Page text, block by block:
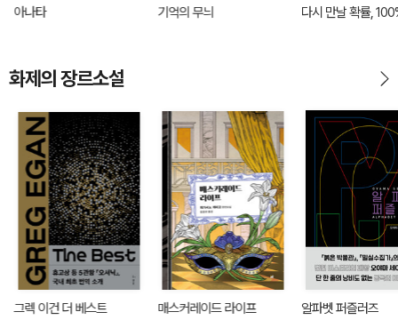
아나타 기억의 무늬 다시 만날 확
화제의 장르소설
그렉 이건 더 베스트 매스커레이드 라이프 알파벳 퍼즐러즈